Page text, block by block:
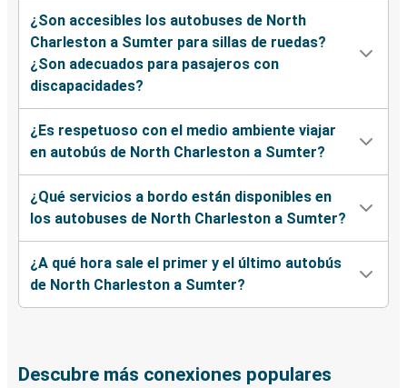
¿Son accesibles los autobuses de North
Charleston a Sumter para sillas de ruedas?
¿Son adecuados para pasajeros con
discapacidades?
¿Es respetuoso con el medio ambiente viajar
en autobús de North Charleston a Sumter?
¿Qué servicios a bordo están disponibles en
los autobuses de North Charleston a Sumter?
¿A qué hora sale el primer y el último autobús
de North Charleston a Sumter?
Descubre más conexiones populares